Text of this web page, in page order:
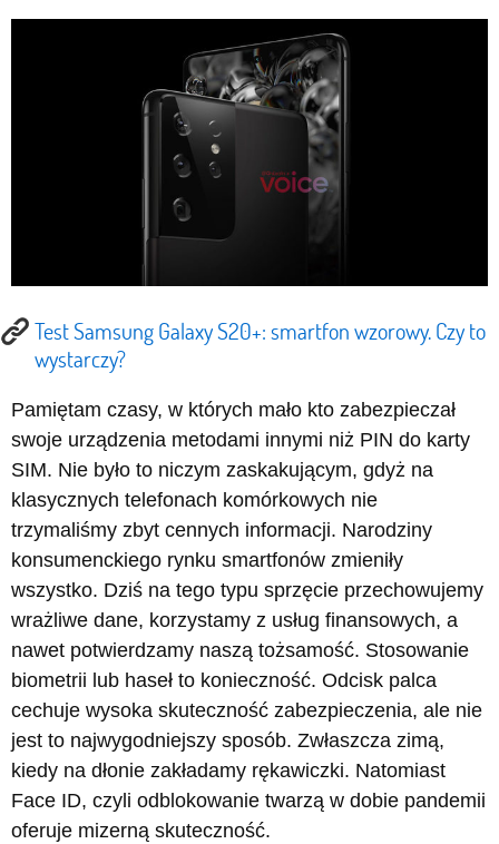
Test Samsung Galaxy S20+: smartfon wzorowy. Czy to
wystarczy?
Pamiętam czasy, w których mało kto zabezpieczał
swoje urządzenia metodami innymi niż PIN do karty
SIM. Nie było to niczym zaskakującym, gdyż na
klasycznych telefonach komórkowych nie
trzymaliśmy zbyt cennych informacji. Narodziny
konsumenckiego rynku smartfonów zmieniły
wszystko. Dziś na tego typu sprzęcie przechowujemy
wrażliwe dane, korzystamy z usług finansowych, a
nawet potwierdzamy naszą tożsamość. Stosowanie
biometrii lub haseł to konieczność. Odcisk palca
cechuje wysoka skuteczność zabezpieczenia, ale nie
jest to najwygodniejszy sposób. Zwłaszcza zimą,
kiedy na dłonie zakładamy rękawiczki. Natomiast
Face ID, czyli odblokowanie twarzą w dobie pandemii
oferuje mizerną skuteczność.